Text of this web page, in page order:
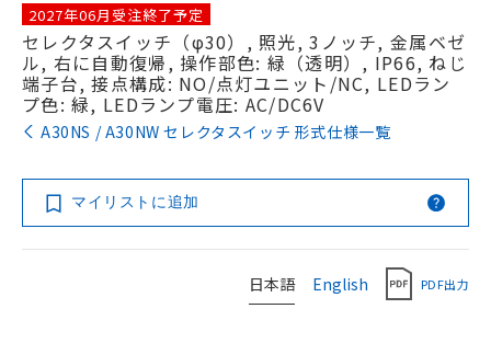
2027年06月受注終了予定
セレクタスイッチ（φ30）, 照光, 3ノッチ, 金属ベゼ
ル, 右に自動復帰, 操作部色: 緑（透明）, IP66, ねじ
端子台, 接点構成: NO/点灯ユニット/NC, LEDラン
プ色: 緑, LEDランプ電圧: AC/DC6V
A30NS / A30NW セレクタスイッチ 形式仕様一覧
マイリストに追加
日本語 English PDF出力